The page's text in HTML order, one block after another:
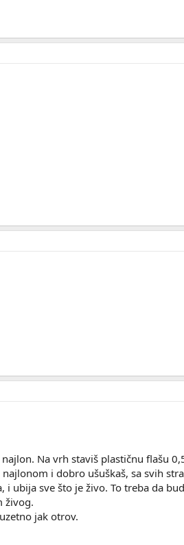
Na vrh staviš plastičnu flašu
i dobro ušuškaš, sa svih
ubija sve što je živo. To treba da
živog.
jak otrov.